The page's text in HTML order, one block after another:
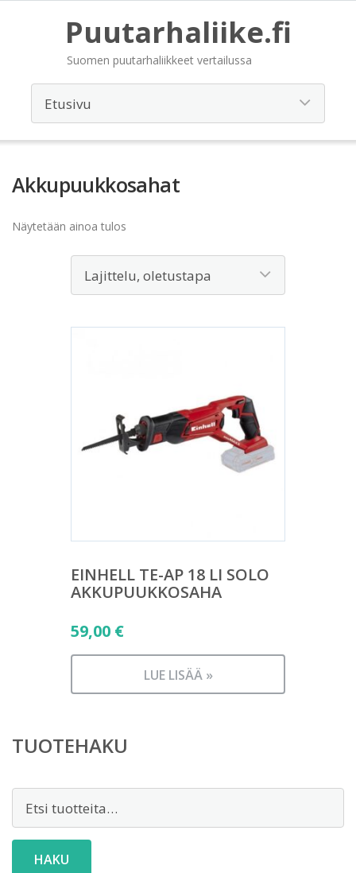
Puutarhaliike.fi
Suomen puutarhaliikkeet vertailussa
Akkupuukkosahat
Näytetään ainoa tulos
EINHELL TE-AP 18 LI SOLO
AKKUPUUKKOSAHA
59,00 €
LUE LISÄÄ »
TUOTEHAKU
HAKU